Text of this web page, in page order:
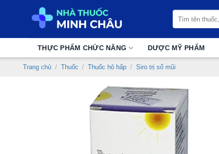
kiếm:
THỰC PHẨM CHỨC NĂNG DƯỢC MỸ PHẨM
Trang chủ / Thuốc / Thuốc hô hấp / Siro trị sổ mũi